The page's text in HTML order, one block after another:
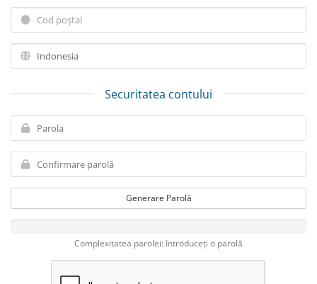
Securitatea contului
Generare Parolă
Complexitatea parolei: Introduceți o parolă